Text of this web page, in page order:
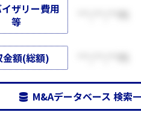
ザリー費用
等
金額(総額)
M&Aデータベース 検索